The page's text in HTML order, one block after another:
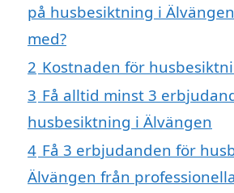
på husbesiktning i
med?
2 Kostnaden för
3 Få alltid minst 3
husbesiktning i Älvängen
4 Få 3 erbjudanden för
Älvängen från